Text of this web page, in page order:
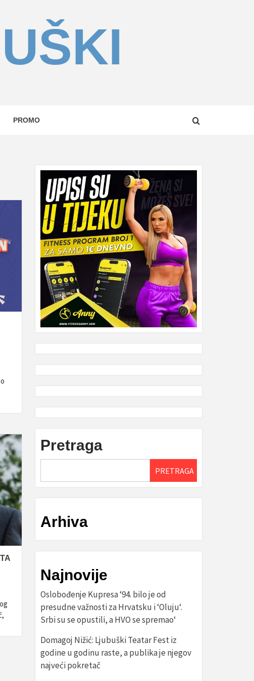
PROMO
Pretraga
PRETRAGA
Arhiva
Najnovije
Oslobođenje Kupresa ‘94. bilo je od
presudne važnosti za Hrvatsku i ‘Oluju‘.
Srbi su se opustili, a HVO se spremao‘
Domagoj Nižić: Ljubuški Teatar Fest iz
godine u godinu raste, a publika je njegov
najveći pokretač